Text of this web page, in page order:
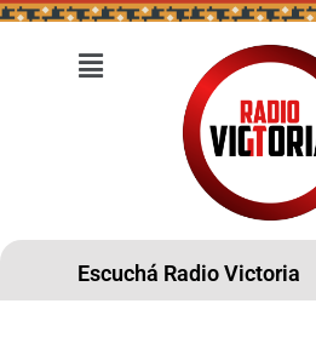
Escuchá Radio Victoria